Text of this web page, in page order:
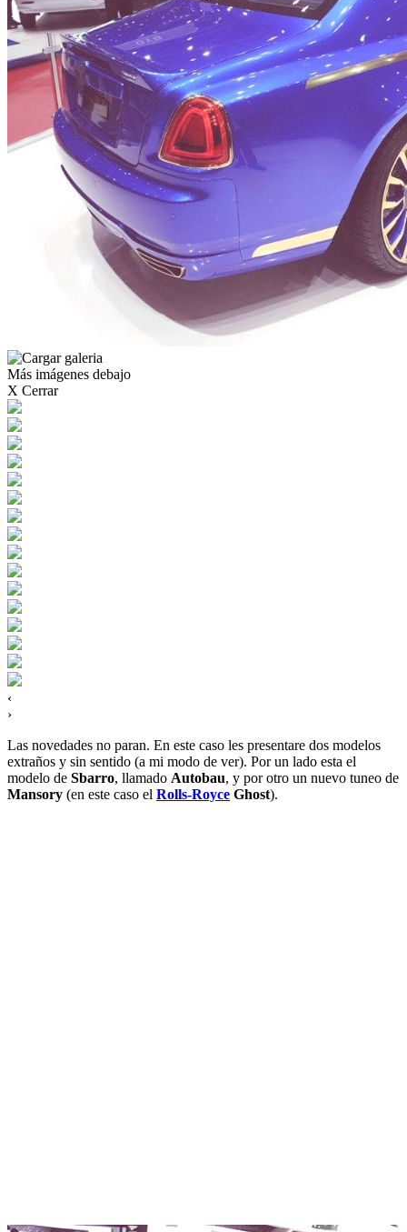
Más imágenes debajo
X Cerrar
‹
›
Las novedades no paran. En este caso les presentare dos modelos
extraños y sin sentido (a mi modo de ver). Por un lado esta el
modelo de Sbarro, llamado Autobau, y por otro un nuevo tuneo de
Mansory (en este caso el Rolls-Royce Ghost).